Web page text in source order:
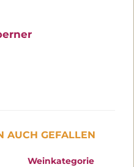
AUCH GEFALLEN
Weinkategorie